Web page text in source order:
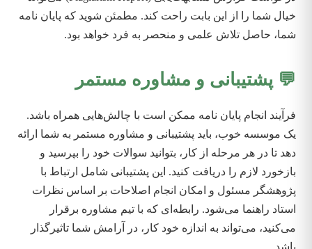
خیال شما را از این بابت راحت کند. مطمئن شوید که پایان نامه
شما، حاصل تلاش علمی و منحصر به فرد خواهد بود.
💬 پشتیبانی و مشاوره مستمر
فرآیند انجام پایان نامه ممکن است با چالش‌هایی همراه باشد.
یک موسسه خوب، باید پشتیبانی و مشاوره مستمر به شما ارائه
دهد تا در هر مرحله از کار، بتوانید سوالات خود را بپرسید و
بازخورد لازم را دریافت کنید. این پشتیبانی شامل ارتباط با
پژوهشگر مسئول و امکان انجام اصلاحات بر اساس نظرات
استاد راهنما می‌شود. رابطه‌ای که با تیم مشاوره برقرار
می‌کنید، می‌تواند به اندازه خود کار، در آرامش شما تاثیرگذار